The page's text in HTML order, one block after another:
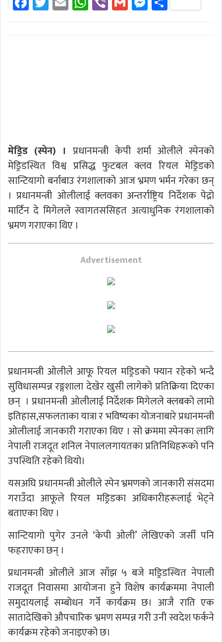
मेड्रिड (स्पेन) ।प्रधानमन्त्री केपी शर्मा ओलीले स्पेनको
मेड्रिडस्थित विश्व प्रसिद्ध फुटबल क्लव रियल मेड्रिडको
सान्टियागो बर्नाबाउ रंगशालाको आज भ्रमण भर्मन गरेका छन्
। प्रधानमन्त्री ओलीलाई क्लवका अन्तर्राष्ट्रिय निर्देशक पेद्रो
मार्टिन दे मिगेलले स्वागतससिहत अत्याधुनिक रंगशालाको
भ्रमण गराएका थिए ।
Advertisement
प्रधानमन्त्री ओलीले आफू रियल मड्रिडको फ्यान रहेको भन्दै
सुविधासम्पन्न रङ्गशाला देखेर खुसी लागेको प्रतिक्रिया दिएका
छन् । प्रधानमन्त्री ओलीलाई निर्देशक मिगेलले क्लबको लामो
इतिहास,सफलताका यात्रा र भविष्यका योजनाबारे प्रधानमन्त्री
ओलीलाई जानकारी गराएका थिए । सो क्रममा स्पेनका लागि
नेपाली राजदूत शनिल नेपाललगायतका प्रतिनिधिहरूको पनि
उपस्थिति रहेको थियो।
यसअघि प्रधानमन्त्री ओलीले स्पेन भ्रमणको जानकारी संसदमा
गराउँदा आफूले रियल मड्रिडका अधिकारीहरूलाई भेट्ने
बताएका थिए ।
सान्टियागो पुगेर उनले ‘केपी ओली’ लेखिएको जर्सी पनि
फहराएका छन् ।
प्रधानमन्त्री ओलीले आज साँझ ५ बजे मड्रिडस्थित नेपाली
राजदूत निवासमा आयोजना हुने विशेष कार्यक्रममा नेपाली
समुदायलाई सम्बोधन गर्ने कार्यक्रम छ। आजै राति एक
सातादेखिको औपचारिक भ्रमण सम्पन्न गरी उनी स्वदेश फर्कने
कार्यक्रम रहेको जनाइएको छ।